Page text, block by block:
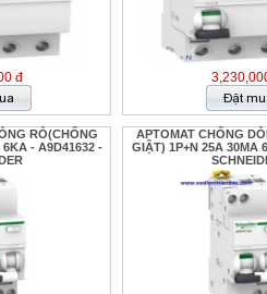
đ
RÒ(CHỐNG
- A9D41632 -
APTOMAT CHỐNG
GIẬT) 1P+N 25A 30MA